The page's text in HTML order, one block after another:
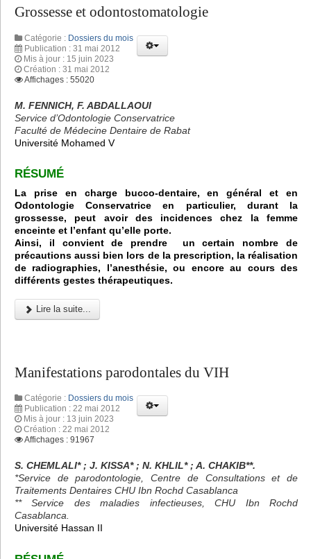
Grossesse et odontostomatologie
Catégorie : Dossiers du mois
Publication : 31 mai 2012
Mis à jour : 15 juin 2023
Création : 31 mai 2012
Affichages : 55020
M. FENNICH, F. ABDALLAOUI
Service d’Odontologie Conservatrice
Faculté de Médecine Dentaire de Rabat
Université Mohamed V
RÉSUMÉ
La prise en charge bucco-dentaire, en général et en
Odontologie Conservatrice en particulier, durant la
grossesse, peut avoir des incidences chez la femme
enceinte et l’enfant qu’elle porte.
Ainsi, il convient de prendre un certain nombre de
précautions aussi bien lors de la prescription, la réalisation
de radiographies, l’anesthésie, ou encore au cours des
différents gestes thérapeutiques.
Lire la suite...
Manifestations parodontales du VIH
Catégorie : Dossiers du mois
Publication : 22 mai 2012
Mis à jour : 13 juin 2023
Création : 22 mai 2012
Affichages : 91967
S. CHEMLALI* ; J. KISSA* ; N. KHLIL* ; A. CHAKIB**.
*Service de parodontologie, Centre de Consultations et de
Traitements Dentaires CHU Ibn Rochd Casablanca
** Service des maladies infectieuses, CHU Ibn Rochd
Casablanca.
Université Hassan II